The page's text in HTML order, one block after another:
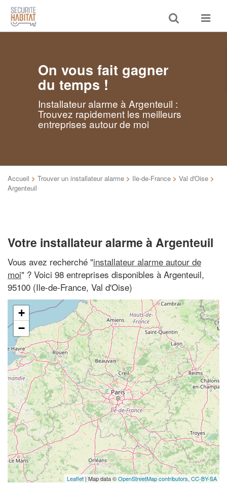
Toggle
search
Toggle
On vous fait gagner
du temps !
Installateur alarme à Argenteuil :
Trouvez rapidement les meilleurs
entreprises autour de moi
Accueil > Trouver un installateur alarme > Ile-de-France > Val d'Oise >
Argenteuil
Votre installateur alarme à Argenteuil
Vous avez recherché "installateur alarme autour de
moi" ? Voici 98 entreprises disponibles à Argenteuil,
95100 (Ile-de-France, Val d'Oise)
+
−
Leaflet| Map data ©OpenStreetMap contributors, CC-BY-SA